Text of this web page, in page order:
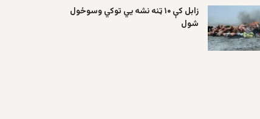
زابل کې ۱۰ ټنه نشه یي توکي وسوځول
شول